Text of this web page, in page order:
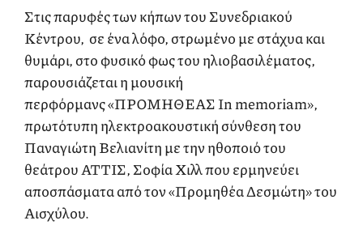
Στις παρυφές των κήπων του Συνεδριακού
Κέντρου, σε ένα λόφο, στρωμένο με στάχυα και
θυμάρι, στο φυσικό φως του ηλιοβασιλέματος,
παρουσιάζεται η μουσική
περφόρμανς «ΠΡΟΜΗΘΕΑΣ In memoriam»,
πρωτότυπη ηλεκτροακουστική σύνθεση του
Παναγιώτη Βελιανίτη με την ηθοποιό του
θεάτρου ΑΤΤΙΣ, Σοφία Χιλλ που ερμηνεύει
αποσπάσματα από τον «Προμηθέα Δεσμώτη» του
Αισχύλου.